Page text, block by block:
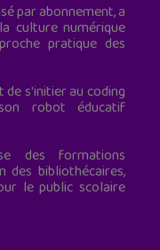
par abonnement, a
culture numérique
pratique des
s'initier au coding
robot éducatif
des formations
des bibliothécaires,
le public scolaire